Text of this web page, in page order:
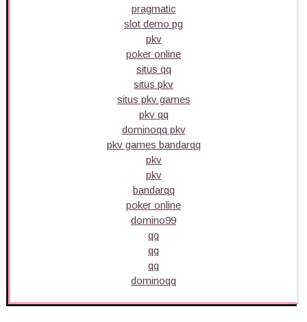
pragmatic
slot demo pg
pkv
poker online
situs qq
situs pkv
situs pkv games
pkv qq
dominoqq pkv
pkv games bandarqq
pkv
pkv
bandarqq
poker online
domino99
qq
qq
qq
dominoqq